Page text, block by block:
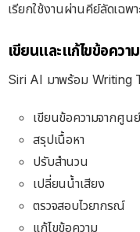
เรียกใช้งานผ่านคีย์ลัดเฉพา
เขียนและแก้ไขข้อคว
Siri AI มาพร้อม Writing
เขียนข้อความจากศูนย์
สรุปเนื้อหา
ปรับสำนวน
เปลี่ยนน้ำเสียง
ตรวจสอบไวยากรณ์
แก้ไขข้อความ